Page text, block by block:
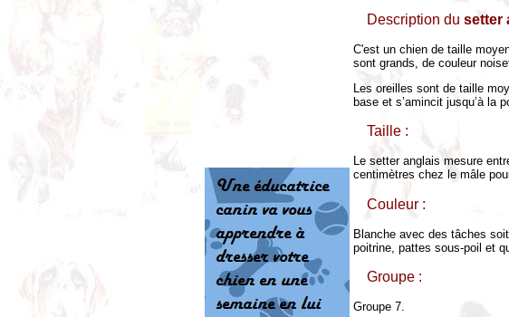
Description du setter
C'est un chien de taille
sont grands, de couleur
Les oreilles sont de taille
base et s’amincit jusqu’à la
Taille :
Le setter anglais mesure
centimètres chez le mâle
Couleur :
Blanche avec des tâches
poitrine, pattes sous-poil et
Groupe :
Groupe 7.